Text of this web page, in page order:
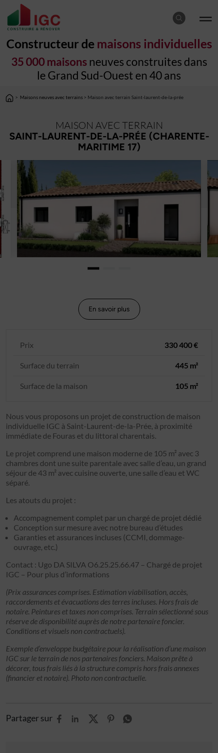
Constructeur de maisons individuelles
35 000 maisons neuves construites dans
le Grand Sud-Ouest en 40 ans
> Maisons neuves avec terrains > Maison avec terrain Saint-laurent-de-la-prée
MAISON AVEC TERRAIN
SAINT-LAURENT-DE-LA-PRÉE (CHARENTE-
MARITIME 17)
En savoir plus
Prix 330 400 €
Surface du terrain 445 m²
Surface de la maison 105 m²
Nous vous proposons un projet de construction de maison
individuelle IGC à Saint-Laurent-de-la-Prée, à proximité
immédiate de Fouras et du littoral charentais.
Le projet comprend une maison moderne de 105 m² avec 3
chambres dont une suite parentale avec salle d’eau, un grand
séjour de 43 m² avec cuisine ouverte, une salle d’eau et WC
séparé.
Les atouts du projet :
Accompagnement complet par un chargé de projet dédié
Conception sur mesure avec notre bureau d’études
Garanties et assurances incluses (CCMI, dommage-
ouvrage, etc.)
Contact : Ugo DA SILVA O6.25.25.66.47 – Chargé de projet
IGC – Pour plus d’informations
(Prix assurances comprises. Estimation viabilisation, accès,
raccordements et évacuations des terres incluses. Hors frais de
notaire. Peintures et taxes non comprises. Terrain sélectionné sous
réserve de disponibilité auprès de notre partenaire foncier.
Conditions et visuels non contractuels).
Exemple d’enveloppe budgétaire pour la réalisation d’une maison
IGC sur le terrain de nos partenaires fonciers. Maison prête à
décorer, tous frais liés à la structure compris hors frais annexes
(financier et notaire). Photo non contractuelle.
Partager sur